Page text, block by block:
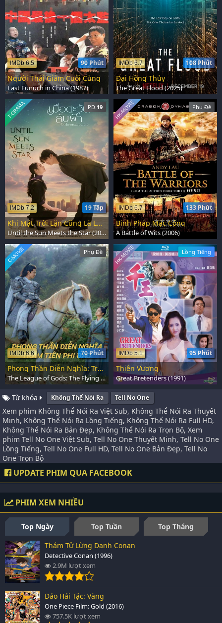
90 Phút
IMDb 6.5
Người Thái Giám Cuối Cùng
Last Eunuch in China (1987)
108 Phút
IMDb 6.7
Đại Hồng Thủy
The Great Flood (2025)
PD.19
19 Tập
IMDb 7.2
T-DRAMA
Khi Mặt Trời Lặn Cũng Là Lúc Các Vì Sao Xuất Hiện
Until the Sun Meets the Star (2025)
Phụ Đề
133 Phút
IMDb 6.7
HK-MOVIE
Binh Pháp Mặc Công
A Battle of Wits (2006)
Phụ Đề
70 Phút
IMDb 6.6
C-MOVIE
Phong Thần Diễn Nghĩa: Trảm Tiên Phi Đao
The League of Gods: The Flying Immortal Dagger (2023)
Lồng Tiếng
95 Phút
IMDb 5.1
HK-MOVIE
Thiên Vương
Great Pretenders (1991)
Từ khóa Không Thể Nói Ra Tell No One
Xem phim Không Thể Nói Ra Việt Sub, Không Thể Nói Ra Thuyết
Minh, Không Thể Nói Ra Lồng Tiếng, Không Thể Nói Ra Full HD,
Không Thể Nói Ra Bản Đẹp, Không Thể Nói Ra Trọn Bộ, Xem
phim Tell No One Việt Sub, Tell No One Thuyết Minh, Tell No One
Lồng Tiếng, Tell No One Full HD, Tell No One Bản Đẹp, Tell No
One Trọn Bộ
UPDATE PHIM QUA FACEBOOK
PHIM XEM NHIỀU
Top Ngày Top Tuần
Top Tháng
Thám Tử Lừng Danh Conan
Detective Conan (1996)
2.9M lượt xem
Đảo Hải Tặc: Vàng
One Piece Film: Gold (2016)
757.5K lượt xem